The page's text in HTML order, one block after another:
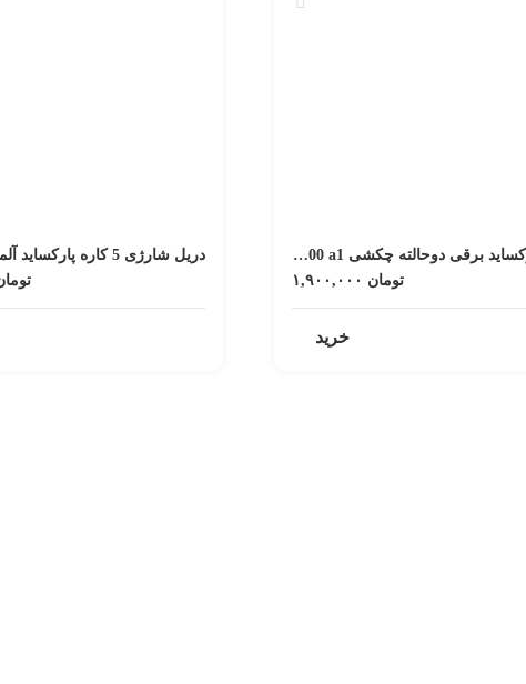
دریل پارکساید برقی دوحالته چکشی psbm 1100 a1
تومان
خرید